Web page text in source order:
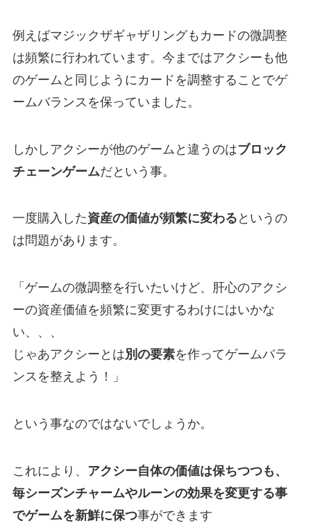
例えばマジックザギャザリングもカードの微調整
は頻繁に行われています。今まではアクシーも他
のゲームと同じようにカードを調整することでゲ
ームバランスを保っていました。
しかしアクシーが他のゲームと違うのはブロック
チェーンゲームだという事。
一度購入した資産の価値が頻繁に変わる というの
は問題があります。
「ゲームの微調整を行いたいけど、肝心のアクシ
ーの資産価値を頻繁に変更するわけにはいかな
い、、、
じゃあアクシーとは別の要素を作ってゲームバラ
ンスを整えよう！」
という事なのではないでしょうか。
これにより、 アクシー自体の価値は保ちつつも、
毎シーズンチャームやルーンの効果を変更する事
でゲームを新鮮に保つ事ができます